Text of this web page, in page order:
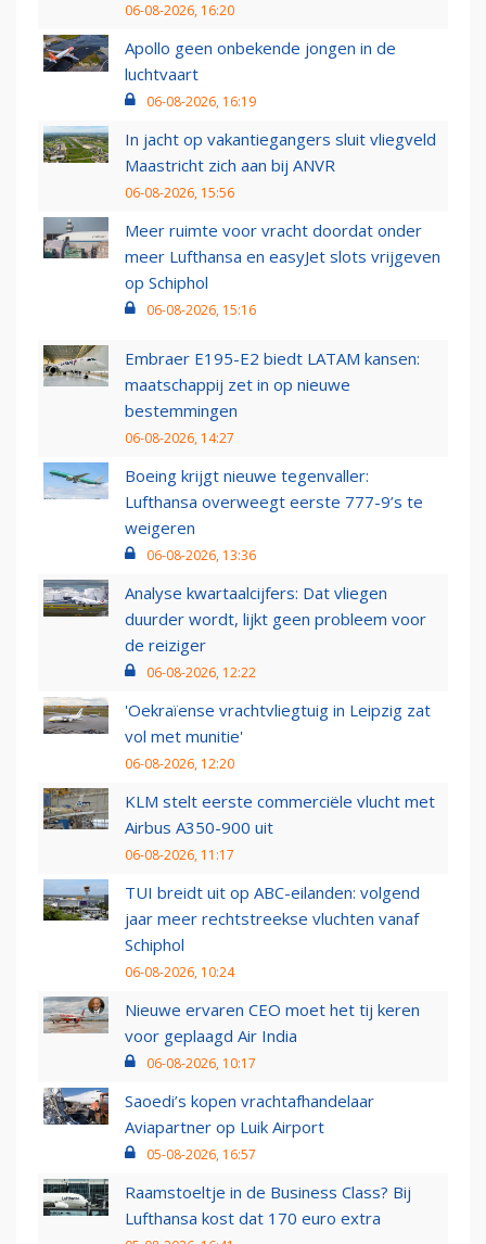
06-08-2026, 16:20
Apollo geen onbekende jongen in de
luchtvaart
06-08-2026, 16:19
In jacht op vakantiegangers sluit vliegveld
Maastricht zich aan bij ANVR
06-08-2026, 15:56
Meer ruimte voor vracht doordat onder
meer Lufthansa en easyJet slots vrijgeven
op Schiphol
06-08-2026, 15:16
Embraer E195-E2 biedt LATAM kansen:
maatschappij zet in op nieuwe
bestemmingen
06-08-2026, 14:27
Boeing krijgt nieuwe tegenvaller:
Lufthansa overweegt eerste 777-9’s te
weigeren
06-08-2026, 13:36
Analyse kwartaalcijfers: Dat vliegen
duurder wordt, lijkt geen probleem voor
de reiziger
06-08-2026, 12:22
'Oekraïense vrachtvliegtuig in Leipzig zat
vol met munitie'
06-08-2026, 12:20
KLM stelt eerste commerciële vlucht met
Airbus A350-900 uit
06-08-2026, 11:17
TUI breidt uit op ABC-eilanden: volgend
jaar meer rechtstreekse vluchten vanaf
Schiphol
06-08-2026, 10:24
Nieuwe ervaren CEO moet het tij keren
voor geplaagd Air India
06-08-2026, 10:17
Saoedi’s kopen vrachtafhandelaar
Aviapartner op Luik Airport
05-08-2026, 16:57
Raamstoeltje in de Business Class? Bij
Lufthansa kost dat 170 euro extra